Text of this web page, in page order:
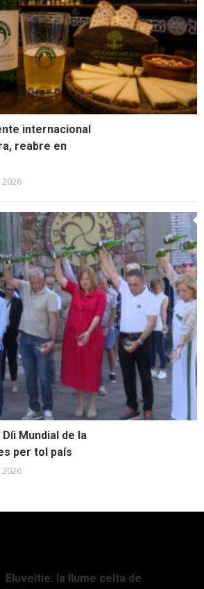
internacional
reabre en
2026
Mundial de la
per tol país
2026
Eluveitie: la llume celta de